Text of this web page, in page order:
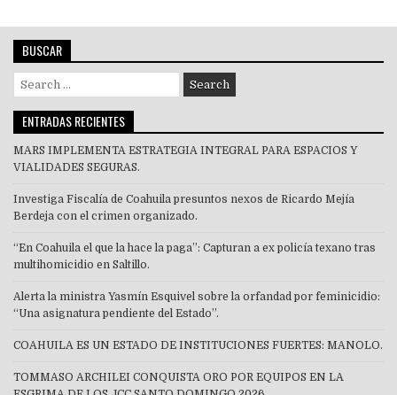
BUSCAR
Search
for:
ENTRADAS RECIENTES
MARS IMPLEMENTA ESTRATEGIA INTEGRAL PARA ESPACIOS Y
VIALIDADES SEGURAS.
Investiga Fiscalía de Coahuila presuntos nexos de Ricardo Mejía
Berdeja con el crimen organizado.
“En Coahuila el que la hace la paga”: Capturan a ex policía texano tras
multihomicidio en Saltillo.
Alerta la ministra Yasmín Esquivel sobre la orfandad por feminicidio:
“Una asignatura pendiente del Estado”.
COAHUILA ES UN ESTADO DE INSTITUCIONES FUERTES: MANOLO.
TOMMASO ARCHILEI CONQUISTA ORO POR EQUIPOS EN LA